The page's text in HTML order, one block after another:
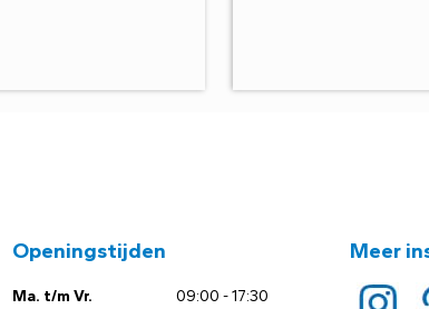
Openingstijden
Ma. t/m Vr. 09:00 - 17:30
Meer